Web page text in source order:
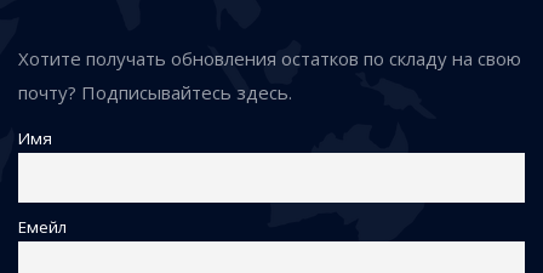
Хотите получать обновления остатков по складу на свою
почту? Подписывайтесь здесь.
Имя
Емейл